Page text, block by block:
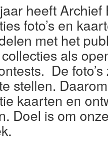
heeft
foto’s en
met het
als
De
stellen.
kaarten en
Doel is om